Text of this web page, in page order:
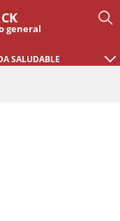
general
SALUDABLE